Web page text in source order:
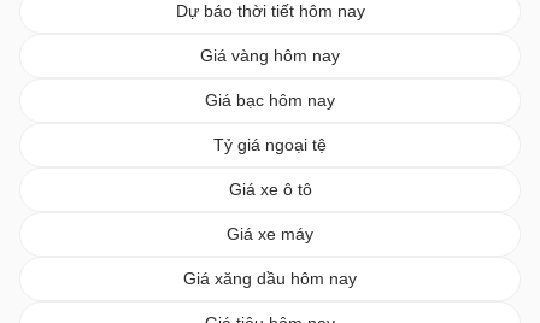
Dự báo thời tiết hôm nay
Giá vàng hôm nay
Giá bạc hôm nay
Tỷ giá ngoại tệ
Giá xe ô tô
Giá xe máy
Giá xăng dầu hôm nay